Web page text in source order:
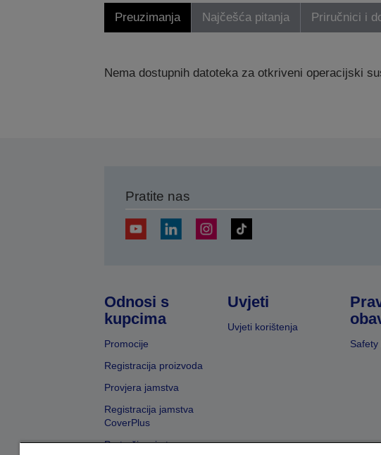
Preuzimanja Najčešća pitanja Priručnici i
Nema dostupnih datoteka za otkriveni operacijski
Pratite nas
Odnosi s
kupcima
Promocije
Registracija proizvoda
Provjera jamstva
Registracija jamstva
CoverPlus
Pretraživanje trgovaca
Uvjeti
Uvjeti korištenja